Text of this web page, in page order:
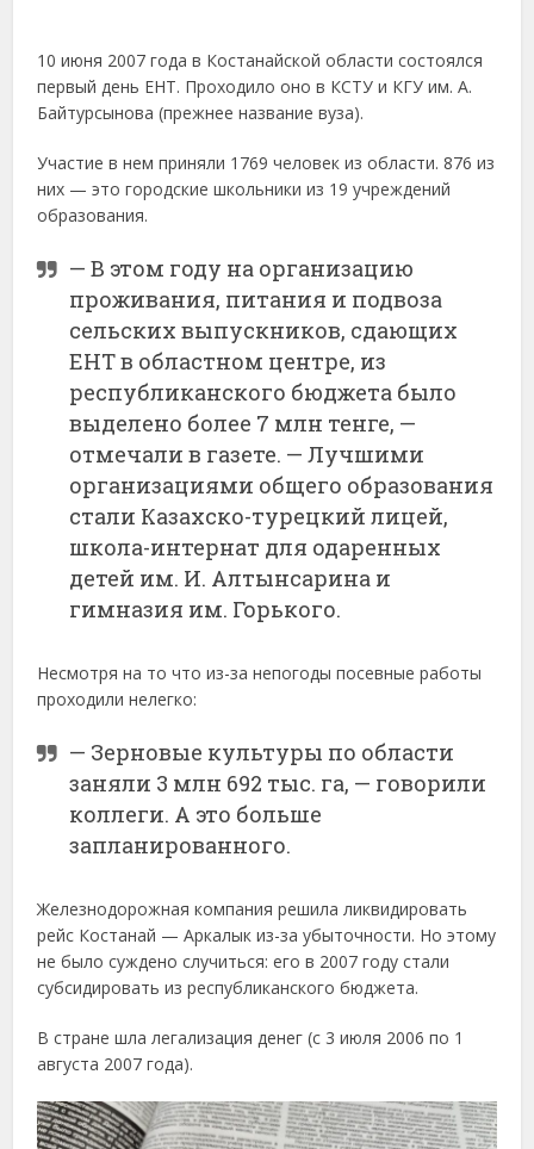
10 июня 2007 года в Костанайской области состоялся
первый день ЕНТ. Проходило оно в КСТУ и КГУ им. А.
Байтурсынова (прежнее название вуза).
Участие в нем приняли 1769 человек из области. 876 из
них — это городские школьники из 19 учреждений
образования.
— В этом году на организацию
проживания, питания и подвоза
сельских выпускников, сдающих
ЕНТ в областном центре, из
республиканского бюджета было
выделено более 7 млн тенге, —
отмечали в газете. — Лучшими
организациями общего образования
стали Казахско-турецкий лицей,
школа-интернат для одаренных
детей им. И. Алтынсарина и
гимназия им. Горького.
Несмотря на то что из-за непогоды посевные работы
проходили нелегко:
— Зерновые культуры по области
заняли 3 млн 692 тыс. га, — говорили
коллеги. А это больше
запланированного.
Железнодорожная компания решила ликвидировать
рейс Костанай — Аркалык из-за убыточности. Но этому
не было суждено случиться: его в 2007 году стали
субсидировать из республиканского бюджета.
В стране шла легализация денег (с 3 июля 2006 по 1
августа 2007 года).